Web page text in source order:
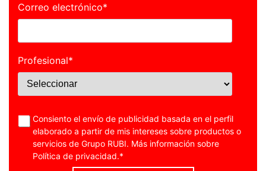
Correo electrónico*
Profesional*
Consiento el envío de publicidad basada en el perfil
elaborado a partir de mis intereses sobre productos o
servicios de Grupo RUBI. Más información sobre
Política de privacidad.*